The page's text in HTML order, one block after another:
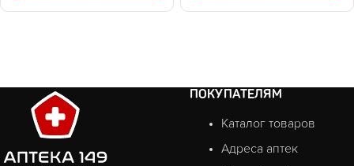
ПОКУПАТЕЛЯМ
Каталог товаров
Адреса аптек